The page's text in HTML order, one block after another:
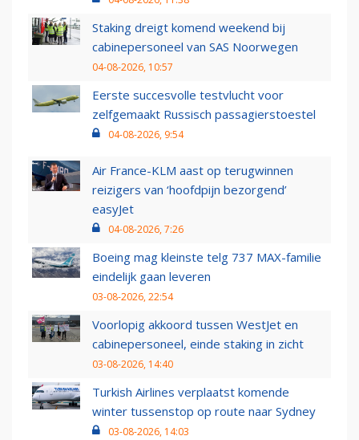
Staking dreigt komend weekend bij
cabinepersoneel van SAS Noorwegen
04-08-2026, 10:57
Eerste succesvolle testvlucht voor
zelfgemaakt Russisch passagierstoestel
04-08-2026, 9:54
Air France-KLM aast op terugwinnen
reizigers van ‘hoofdpijn bezorgend’
easyJet
04-08-2026, 7:26
Boeing mag kleinste telg 737 MAX-familie
eindelijk gaan leveren
03-08-2026, 22:54
Voorlopig akkoord tussen WestJet en
cabinepersoneel, einde staking in zicht
03-08-2026, 14:40
Turkish Airlines verplaatst komende
winter tussenstop op route naar Sydney
03-08-2026, 14:03